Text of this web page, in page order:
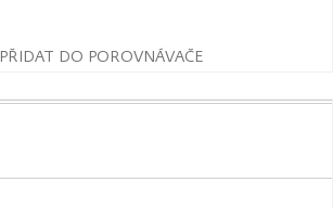
PŘIDAT DO POROVNÁVAČE